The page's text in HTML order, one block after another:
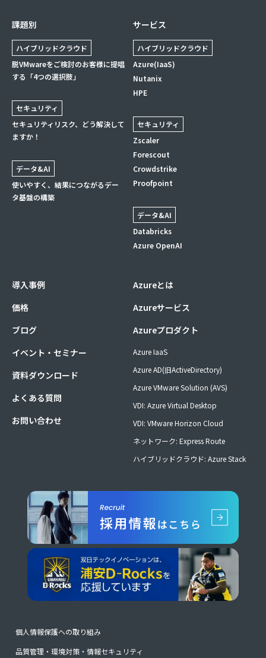
課題別
ハイブリッドクラウド
脱VMwareをご検討のお客様に提唱
する「4つの選択肢」
セキュリティ
セキュリティリスク、どう解決して
ますか！
データ&AI
使いやすく、結果につながるデー
タ基盤の構築
サービス
ハイブリッドクラウド
Azure(IaaS)
Nutanix
HPE
セキュリティ
Zscaler
Forescout
Crowdstrike
Proofpoint
データ&AI
Databricks
Azure OpenAI
導入事例
価格
ブログ
イベント・セミナー
資料ダウンロード
よくある質問
お問い合わせ
Azureとは
Azureサービス
Azureプロダクト
Azure IaaS
Azure AD(旧ActiveDirectory)
Azure VMware Solution (AVS)
VDI: Azure Virtual Desktop
VDI: VMware Horizon Cloud
ネットワーク: Express Route
ハイブリッドクラウド: Azure Stack
個人情報保護への取り組み
品質管理・環境対策・情報セキュリティ